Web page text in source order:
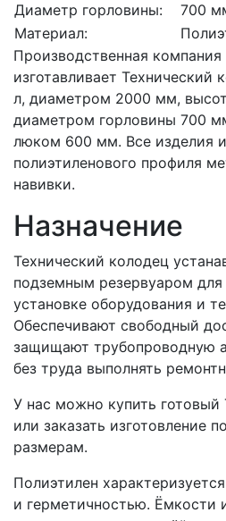
Диаметр горловины:
700
Материал:
Производственная
изготавливает
л, диаметром 2000 мм,
диаметром горловины 700
люком 600 мм. Все изделия
полиэтиленового профиля
навивки.
Назначение
Технический колодец
подземным резервуаром для
установке оборудования и
Обеспечивают свободный
защищают трубопроводную
без труда выполнять
У нас можно купить готовый
или заказать изготовление
размерам.
Полиэтилен
и герметичностью. Ёмкости